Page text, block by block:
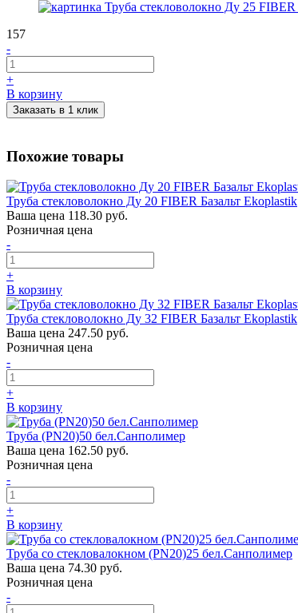
157
-
+
В корзину
Заказать в 1 клик
Похожие товары
Труба стекловолокно Ду 20 FIBER Базальт Ekoplastik
Ваша цена 118.30 руб.
Розничная цена
-
+
В корзину
Труба стекловолокно Ду 32 FIBER Базальт Ekoplastik
Ваша цена 247.50 руб.
Розничная цена
-
+
В корзину
Труба (PN20)50 бел.Санполимер
Ваша цена 162.50 руб.
Розничная цена
-
+
В корзину
Труба со стекловалокном (PN20)25 бел.Санполимер
Ваша цена 74.30 руб.
Розничная цена
-